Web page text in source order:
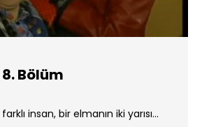
Bölüm
insan, bir elmanın iki yarısı...